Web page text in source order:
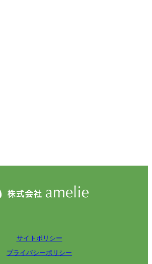
サイトポリシー
プライバシーポリシー